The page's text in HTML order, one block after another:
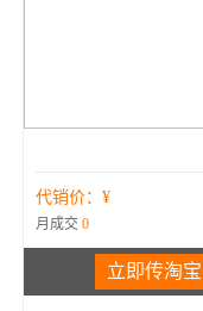
代销价：¥
月成交 0
立即传淘宝